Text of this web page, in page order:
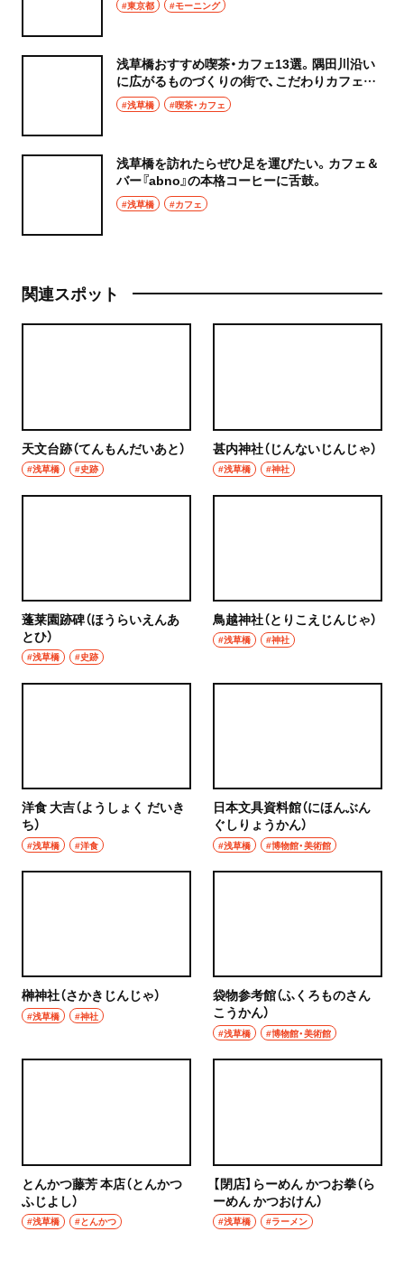
#東京都 #モーニング
浅草橋おすすめ喫茶・カフェ13選。隅田川沿い
に広がるものづくりの街で、こだわりカフェに
癒やされよう
#浅草橋 #喫茶・カフェ
浅草橋を訪れたらぜひ足を運びたい。カフェ＆
バー『abno』の本格コーヒーに舌鼓。
#浅草橋 #カフェ
関連スポット
天文台跡（てんもんだいあと）
#浅草橋 #史跡
甚内神社（じんないじんじゃ）
#浅草橋 #神社
蓬莱園跡碑（ほうらいえんあ
とひ）
#浅草橋 #史跡
鳥越神社（とりこえじんじゃ）
#浅草橋 #神社
洋食 大吉（ようしょく だいき
ち）
#浅草橋 #洋食
日本文具資料館（にほんぶん
ぐしりょうかん）
#浅草橋 #博物館・美術館
榊神社（さかきじんじゃ）
#浅草橋 #神社
袋物参考館（ふくろものさん
こうかん）
#浅草橋 #博物館・美術館
とんかつ藤芳 本店（とんかつ
ふじよし）
#浅草橋 #とんかつ
【閉店】らーめん かつお拳（ら
ーめん かつおけん）
#浅草橋 #ラーメン